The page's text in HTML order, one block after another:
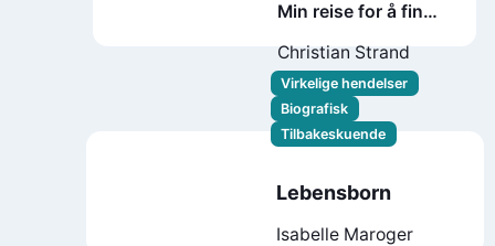
Min reise for å finne
Christian Strand
Virkelige hendelser
Biografisk
Tilbakeskuende
Lebensborn
Isabelle Maroger